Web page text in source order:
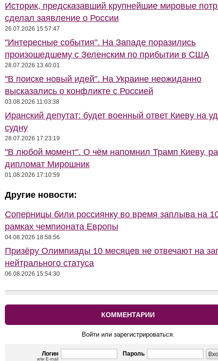
Историк, предсказавший крупнейшие мировые
сделал заявление о России
26.07.2026 15:57:47
"Интересные события". На Западе поразились
произошедшему с Зеленским по прибытии в США
28.07.2026 13:40:01
"В поиске новый идей". На Украине неожиданно
высказались о конфликте с Россией
03.08.2026 11:03:38
Иранский депутат: будет военный ответ Киеву на
судну
28.07.2026 17:23:19
"В любой момент". О чём напомнил Трамп Киеву,
дипломат Мирошник
01.08.2026 17:10:59
Другие новости:
Соперницы били россиянку во время заплыва на
рамках чемпионата Европы
04.08.2026 18:58:56
Призёру Олимпиады 10 месяцев не отвечают на
нейтрального статуса
06.08.2026 15:54:30
КОММЕНТАРИИ
Войти или зарегистрироваться.
Логин
или E-mail
Пароль